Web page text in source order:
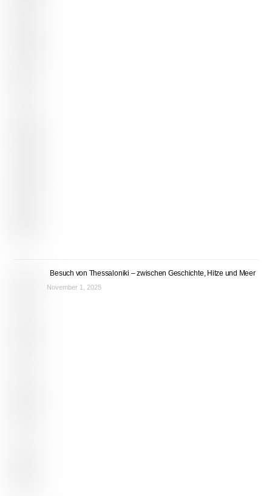
Besuch von Thessaloniki – zwischen Geschichte, Hitze und Meer
November 1, 2025